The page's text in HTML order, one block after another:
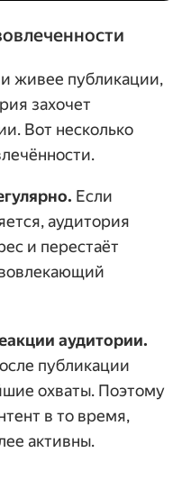
живее публикации,
захочет
Вот несколько
Если
аудитория
и перестаёт
аудитории.
публикации
охваты. Поэтому
в то время,
активны.